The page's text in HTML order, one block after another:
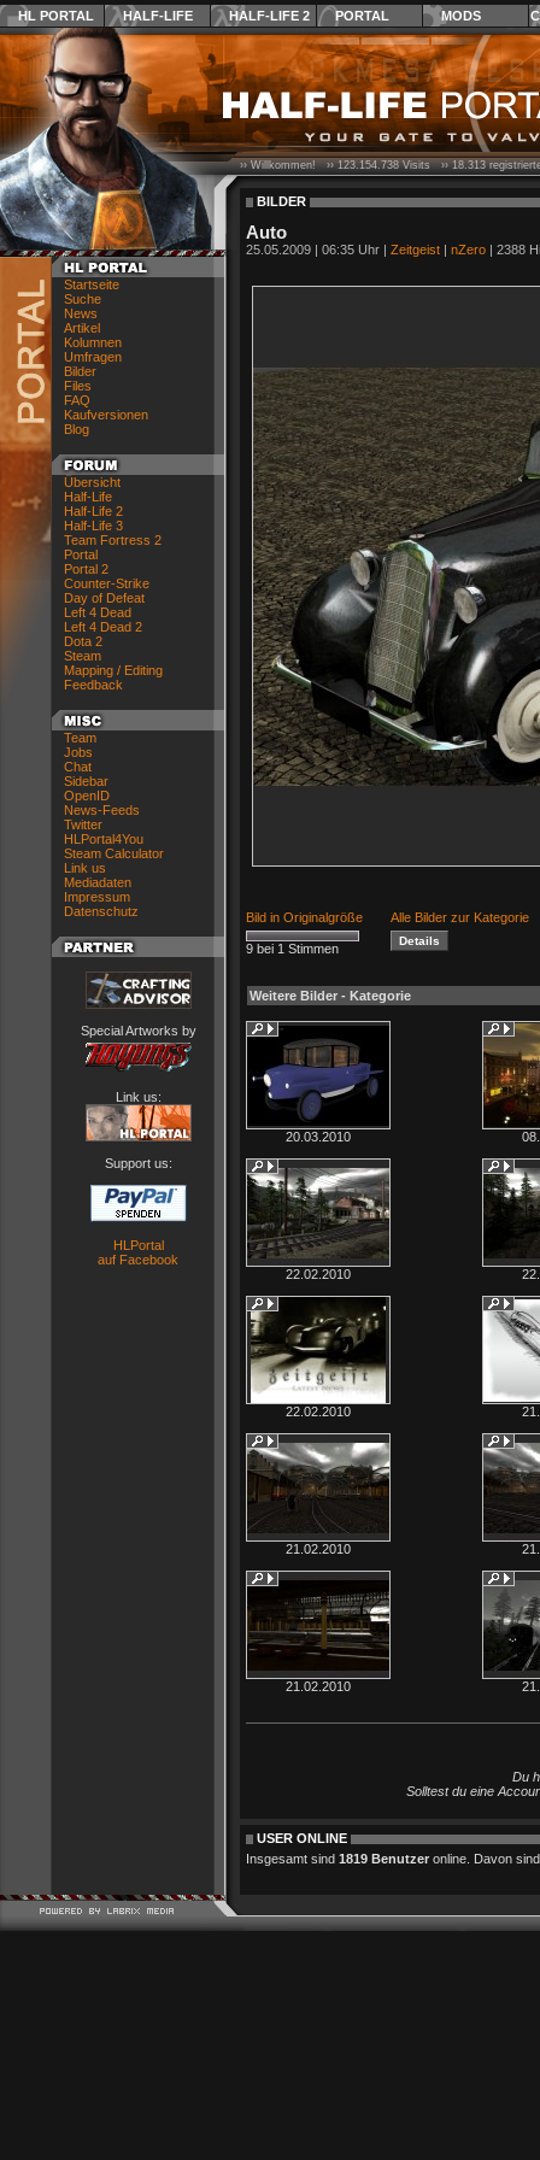
HL PORTAL HALF-LIFE HALF-LIFE 2 PORTAL MODS
Startseite
Suche
News
Artikel
Kolumnen
Umfragen
Bilder
Files
FAQ
Kaufversionen
Blog
Übersicht
Half-Life
Half-Life 2
Half-Life 3
Team Fortress 2
Portal
Portal 2
Counter-Strike
Day of Defeat
Left 4 Dead
Left 4 Dead 2
Dota 2
Steam
Mapping / Editing
Feedback
Team
Jobs
Chat
Sidebar
OpenID
News-Feeds
Twitter
HLPortal4You
Steam Calculator
Link us
Mediadaten
Impressum
Datenschutz
Special Artworks by
Link us:
Support us:
HLPortal
auf Facebook
›› Willkommen! ››123.154.738Visits ››18.313
BILDER
Auto
25.05.2009 | 06:35 Uhr | Zeitgeist | nZero | 2388
Bild in Originalgröße Alle Bilder zur Kategorie
9 bei 1 Stimmen
Weitere Bilder - Kategorie
20.03.2010
22.02.2010
22.02.2010
21.02.2010
21.02.2010
Du
Solltest du eine
USER ONLINE
Insgesamt sind 1819 Benutzer online. Davon